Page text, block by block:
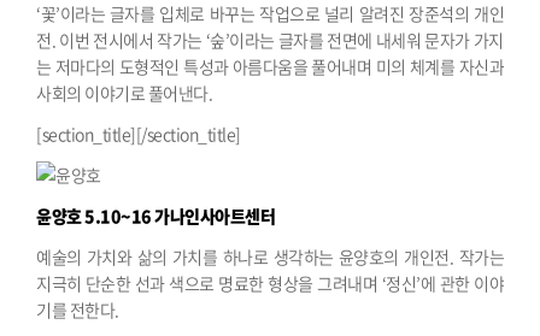
‘꽃’이라는 글자를 입체로 바꾸는 작업으로 널리 알려진 장준석의 개인
전. 이번 전시에서 작가는 ‘숲’이라는 글자를 전면에 내세워 문자가 가지
는 저마다의 도형적인 특성과 아름다움을 풀어내며 미의 체계를 자신과
사회의 이야기로 풀어낸다.
[section_title][/section_title]
윤양호5.10~16 가나인사아트센터
예술의 가치와 삶의 가치를 하나로 생각하는 윤양호의 개인전. 작가는
지극히 단순한 선과 색으로 명료한 형상을 그려내며 ‘정신’에 관한 이야
기를 전한다.